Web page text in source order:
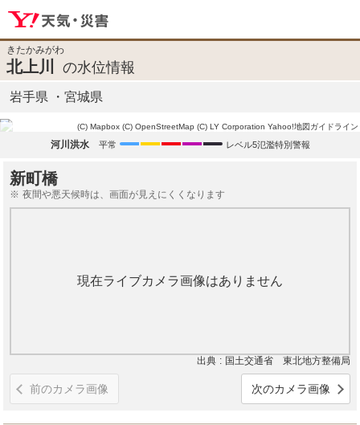
きたかみがわ
北上川 の水位情報
岩手県 宮城県
(C) Mapbox (C) OpenStreetMap (C) LY Corporation Yahoo!地図ガイドライン
河川洪水 平常 レベル5氾濫特別警報
新町橋
夜間や悪天候時は、画面が見えにくくなります
現在ライブカメラ画像はありません
出典 国土交通省 東北地方整備局
前のカメラ画像 次のカメラ画像